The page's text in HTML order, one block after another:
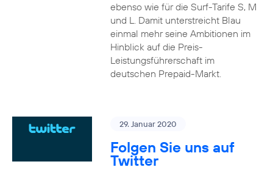
ebenso wie für die Surf-Tarife S, M
und L. Damit unterstreicht Blau
einmal mehr seine Ambitionen im
Hinblick auf die Preis-
Leistungsführerschaft im
deutschen Prepaid-Markt.
29. Januar 2020
Folgen Sie uns auf
Twitter